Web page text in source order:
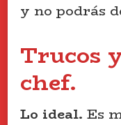
y no podrás
Trucos
chef.
Lo ideal. Es